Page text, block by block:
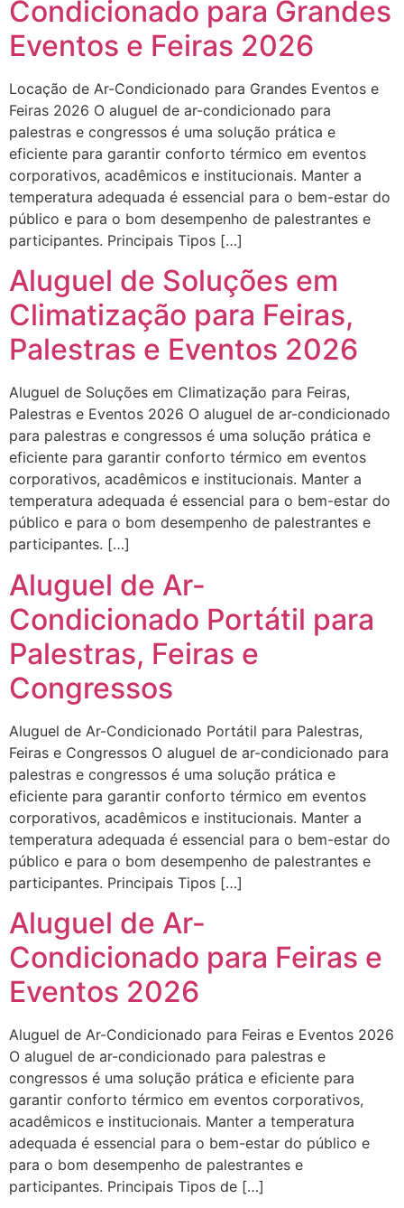
Condicionado para Grandes
Eventos e Feiras 2026
Locação de Ar-Condicionado para Grandes Eventos e
Feiras 2026 O aluguel de ar-condicionado para
palestras e congressos é uma solução prática e
eficiente para garantir conforto térmico em eventos
corporativos, acadêmicos e institucionais. Manter a
temperatura adequada é essencial para o bem-estar do
público e para o bom desempenho de palestrantes e
participantes. Principais Tipos […]
Aluguel de Soluções em
Climatização para Feiras,
Palestras e Eventos 2026
Aluguel de Soluções em Climatização para Feiras,
Palestras e Eventos 2026 O aluguel de ar-condicionado
para palestras e congressos é uma solução prática e
eficiente para garantir conforto térmico em eventos
corporativos, acadêmicos e institucionais. Manter a
temperatura adequada é essencial para o bem-estar do
público e para o bom desempenho de palestrantes e
participantes. […]
Aluguel de Ar-
Condicionado Portátil para
Palestras, Feiras e
Congressos
Aluguel de Ar-Condicionado Portátil para Palestras,
Feiras e Congressos O aluguel de ar-condicionado para
palestras e congressos é uma solução prática e
eficiente para garantir conforto térmico em eventos
corporativos, acadêmicos e institucionais. Manter a
temperatura adequada é essencial para o bem-estar do
público e para o bom desempenho de palestrantes e
participantes. Principais Tipos […]
Aluguel de Ar-
Condicionado para Feiras e
Eventos 2026
Aluguel de Ar-Condicionado para Feiras e Eventos 2026
O aluguel de ar-condicionado para palestras e
congressos é uma solução prática e eficiente para
garantir conforto térmico em eventos corporativos,
acadêmicos e institucionais. Manter a temperatura
adequada é essencial para o bem-estar do público e
para o bom desempenho de palestrantes e
participantes. Principais Tipos de […]